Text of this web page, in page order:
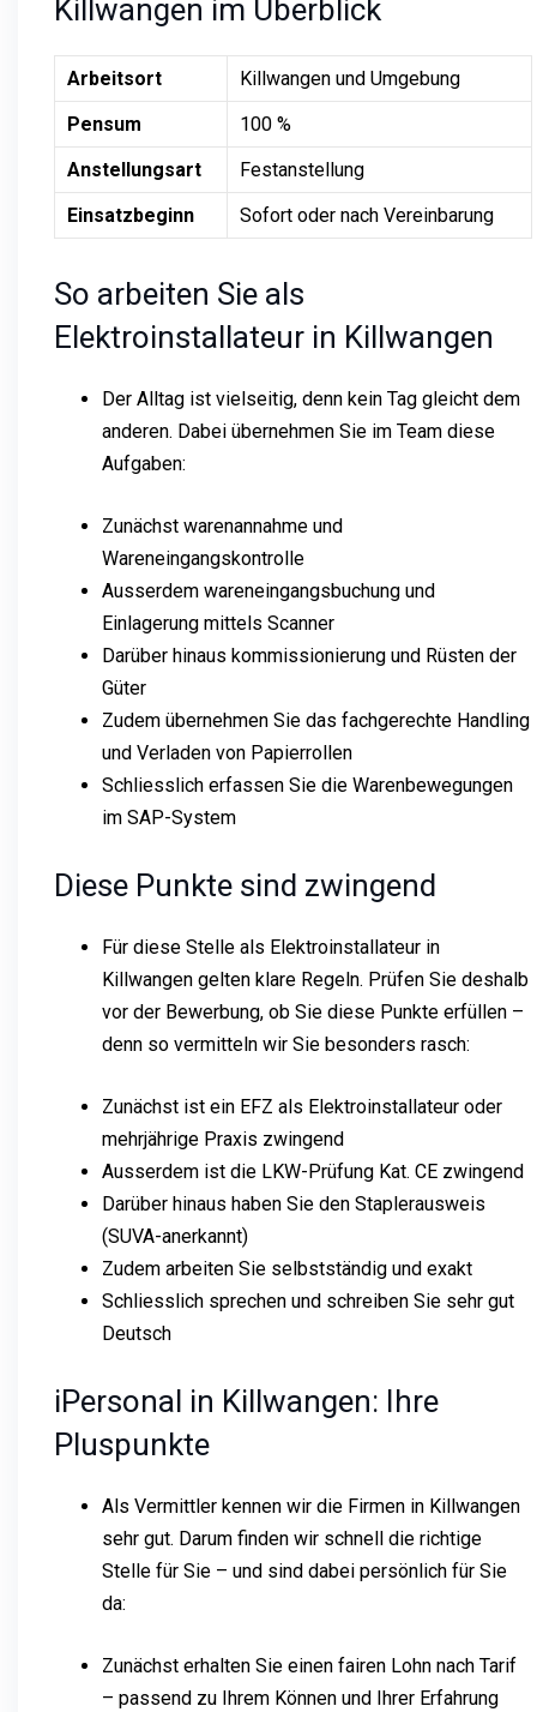
Killwangen im Überblick
Arbeitsort
Killwangen und Umgebung
Pensum
100 %
Anstellungsart
Festanstellung
Einsatzbeginn
Sofort oder nach Vereinbarung
So arbeiten Sie als
Elektroinstallateur in Killwangen
Der Alltag ist vielseitig, denn kein Tag gleicht dem
anderen. Dabei übernehmen Sie im Team diese
Aufgaben:
Zunächst warenannahme und
Wareneingangskontrolle
Ausserdem wareneingangsbuchung und
Einlagerung mittels Scanner
Darüber hinaus kommissionierung und Rüsten der
Güter
Zudem übernehmen Sie das fachgerechte Handling
und Verladen von Papierrollen
Schliesslich erfassen Sie die Warenbewegungen
im SAP-System
Diese Punkte sind zwingend
Für diese Stelle als Elektroinstallateur in
Killwangen gelten klare Regeln. Prüfen Sie deshalb
vor der Bewerbung, ob Sie diese Punkte erfüllen –
denn so vermitteln wir Sie besonders rasch:
Zunächst ist ein EFZ als Elektroinstallateur oder
mehrjährige Praxis zwingend
Ausserdem ist die LKW-Prüfung Kat. CE zwingend
Darüber hinaus haben Sie den Staplerausweis
(SUVA-anerkannt)
Zudem arbeiten Sie selbstständig und exakt
Schliesslich sprechen und schreiben Sie sehr gut
Deutsch
iPersonal in Killwangen: Ihre
Pluspunkte
Als Vermittler kennen wir die Firmen in Killwangen
sehr gut. Darum finden wir schnell die richtige
Stelle für Sie – und sind dabei persönlich für Sie
da:
Zunächst erhalten Sie einen fairen Lohn nach Tarif
– passend zu Ihrem Können und Ihrer Erfahrung